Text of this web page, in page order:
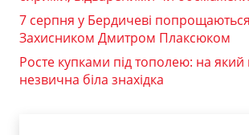
7 серпня у Бердичеві попрощаються
Захисником Дмитром Плаксюком
Росте купками під тополею: на
незвична біла знахідка